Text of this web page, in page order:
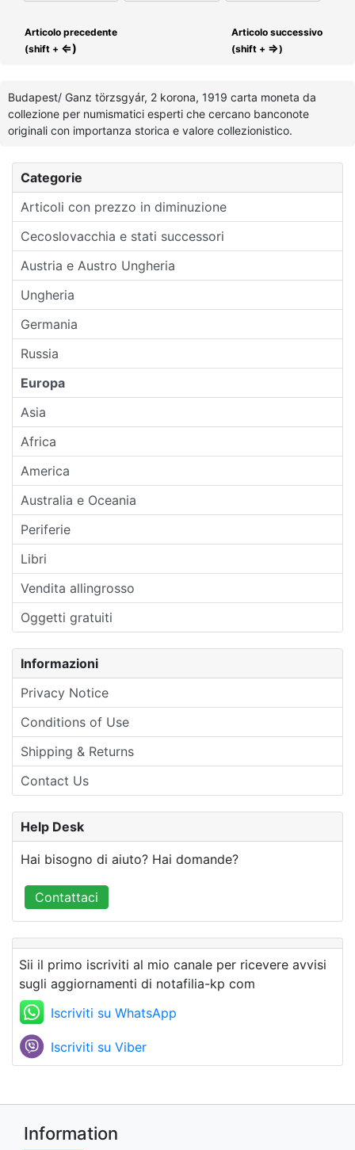
Categorie
Articoli con prezzo in diminuzione
Cecoslovacchia e stati successori
Austria e Austro Ungheria
Ungheria
Germania
Russia
Europa
Asia
Africa
America
Australia e Oceania
Periferie
Libri
Vendita allingrosso
Oggetti gratuiti
Informazioni
Privacy Notice
Conditions of Use
Shipping & Returns
Contact Us
Articolo precedente
(shift + ⇐)
Articolo successivo
(shift + ⇒)
Budapest/ Ganz törzsgyár, 2 korona, 1919 carta moneta da
collezione per numismatici esperti che cercano banconote
originali con importanza storica e valore collezionistico.
Help Desk
Hai bisogno di aiuto? Hai domande?
Contattaci
Sii il primo iscriviti al mio canale per ricevere avvisi
sugli aggiornamenti di notafilia-kp com
Iscriviti su WhatsApp
Iscriviti su Viber
Information